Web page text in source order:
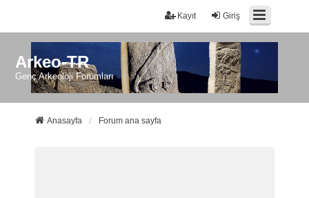
Giriş
Kayıt
Arkeo-TR
Genç Arkeoloji Forumları
Anasayfa Forum ana sayfa